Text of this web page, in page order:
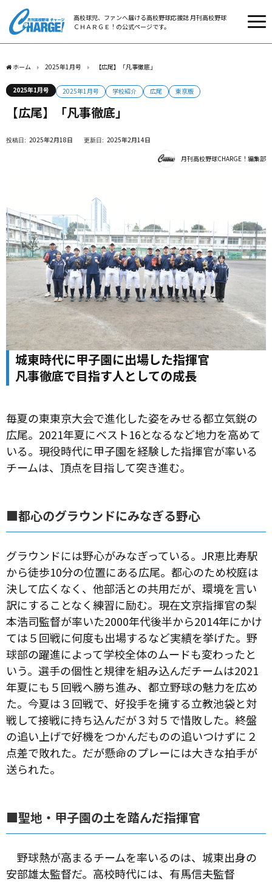
高校球児、ファンへ届ける高校野球応援誌 月刊高校野球
ＣＨＡＲＧＥ！の公式ページです。
ホーム 2025年1月号 【広尾】「凡事徹底」
2025年1月号 2025年1月号 学校紹介 広尾 東京版
【広尾】「凡事徹底」
2025年2月18日 2025年2月14日
月刊高校野球CHARGE！編集部
城東時代に甲子園に出場した指揮官
凡事徹底で目指す人としての成長
毎夏の東東京大会で進化した姿をみせる都立気鋭の
広尾。2021年夏にベスト16となるなど地力を高めて
いる。現役時代に甲子園を経験した指揮官が率いる
チームは、頂点を目指して突き進む。
■都心のグラウンドにみなぎる野心
グラウンドには野心がみなぎっている。JR恵比寿駅
から徒歩10分の位置にある広尾。都心のため校庭は
決して広くなく、他部活との共用だが、環境を言い
訳にすることなく練習に励む。現在文京指揮官の梨
本浩司監督が率いた2000年代後半から2014年にかけ
ては５回戦に何度も出場するなど実績を挙げた。野
球部の躍進によって学校全体のムードも変わったと
いう。選手の個性と規律を組み込んだチームは2021
年夏にも５回戦へ勝ち進み、都立野球の魅力を広め
た。今夏は３回戦で、好投手を擁する立教池袋と対
戦して接戦に持ち込んだが３対５で惜敗した。終盤
の追い上げで好機をつかんだものの追いつけずに２
点差で敗れた。だが懸命のプレーには大きな拍手が
送られた。
■聖地・甲子園の土を踏んだ指揮官
野球熱が高まるチームを率いるのは、城東出身の
安部雄太監督だ。高校時代には、有馬信夫監督